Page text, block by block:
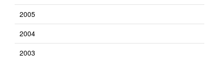
2005
2004
2003